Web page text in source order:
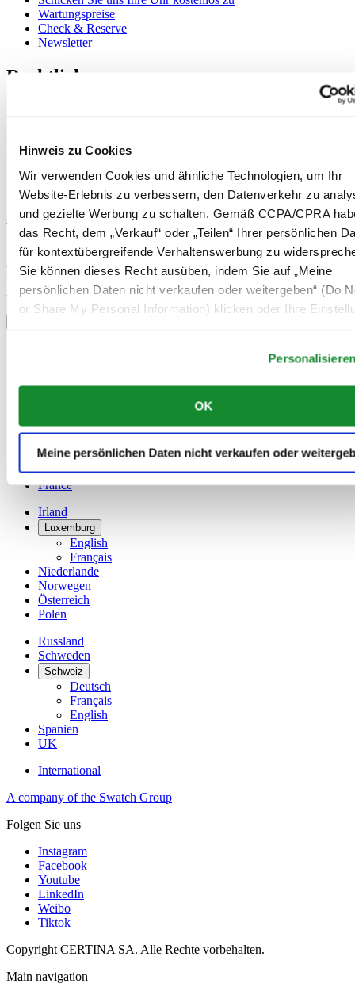
Hinweis zu Cookies
Wir verwenden Cookies und ähnliche Technologien, um Ihr
Website-Erlebnis zu verbessern, den Datenverkehr zu
und gezielte Werbung zu schalten. Gemäß CCPA/CPRA
das Recht, dem „Verkauf“ oder „Teilen“ Ihrer persönlichen
für kontextübergreifende Verhaltenswerbung zu
Sie können dieses Recht ausüben, indem Sie auf „Meine
persönlichen Daten nicht verkaufen oder weitergeben“ (Do
or Share My Personal Information) klicken oder Ihre
OK
Meine persönlichen Daten nicht verkaufen oder
Wartungspreise
Check & Reserve
Newsletter
Rechtliches
Impressum
Verkaufsbedingungen und Konditionen
Widerruf des Vertrags
Willkommen im CERTINA Club
Abonnieren Sie unseren Newsletter und erhalten Sie exklusive
Information
Anmelden
Land/Region auswählen
简体中文
Deutschland
Finnland
France
Irland
Luxemburg
English
Français
Niederlande
Norwegen
Österreich
Polen
Russland
Schweden
Schweiz
Deutsch
Français
English
Spanien
UK
International
A company of the Swatch Group
Folgen Sie uns
Instagram
Facebook
Youtube
LinkedIn
Weibo
Tiktok
Copyright CERTINA SA. Alle Rechte vorbehalten.
Main navigation